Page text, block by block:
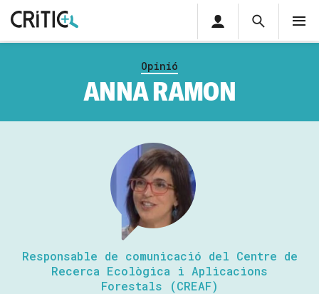
Cerca
Cerca
privada
Opinió
ANNA RAMON
Responsable de comunicació del Centre de
Recerca Ecològica i Aplicacions
Forestals (CREAF)